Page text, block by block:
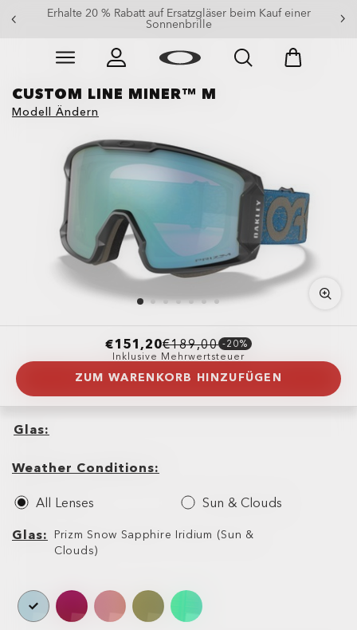
Erhalte 20 % Rabatt auf Ersatzgläser beim Kauf einer
Sonnenbrille
Slide 3 of 3. Erhalte 20 % Rabatt auf Ersatzgläser
CUSTOM LINE MINER™ M
Modell Ändern
€151,20€189,00 -20%
Inklusive Mehrwertsteuer
ZUM WARENKORB HINZUFÜGEN
Glas
Conditions
Weather Conditions
All Lenses Sun & Clouds
Glas
Glas
Prizm Snow Sapphire Iridium (Sun &
Clouds)